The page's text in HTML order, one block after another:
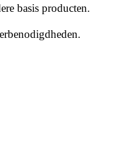
basis producten.